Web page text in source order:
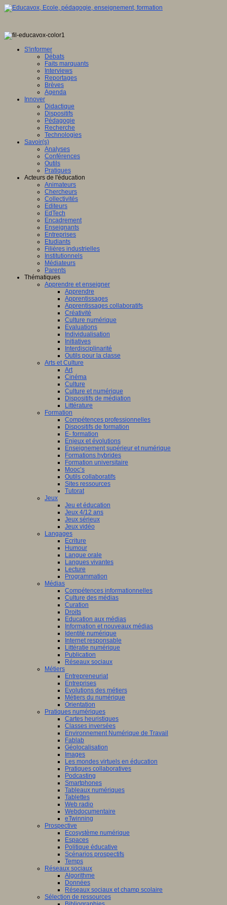
S'informer
Débats
Faits marquants
Interviews
Reportages
Brèves
Agenda
Innover
Didactique
Dispositifs
Pédagogie
Recherche
Technologies
Savoir(s)
Analyses
Conférences
Outils
Pratiques
Acteurs de l'éducation
Animateurs
Chercheurs
Collectivités
Editeurs
EdTech
Encadrement
Enseignants
Entreprises
Etudiants
Filières industrielles
Institutionnels
Médiateurs
Parents
Thématiques
Apprendre et enseigner
Apprendre
Apprentissages
Apprentissages collaboratifs
Créativité
Culture numérique
Evaluations
Individualisation
Initiatives
Interdisciplinarité
Outils pour la classe
Arts et Culture
Art
Cinéma
Culture
Culture et numérique
Dispositifs de médiation
Littérature
Formation
Compétences professionnelles
Dispositifs de formation
E- formation
Enjeux et évolutions
Enseignement supérieur et numérique
Formations hybrides
Formation universitaire
Mooc’s
Outils collaboratifs
Sites ressources
Tutorat
Jeux
Jeu et éducation
Jeux 4/12 ans
Jeux sérieux
Jeux vidéo
Langages
Ecriture
Humour
Langue orale
Langues vivantes
Lecture
Programmation
Médias
Compétences informationnelles
Culture des médias
Curation
Droits
Education aux médias
Information et nouveaux médias
Identité numérique
Internet responsable
Littératie numérique
Publication
Réseaux sociaux
Métiers
Entrepreneuriat
Entreprises
Evolutions des métiers
Métiers du numérique
Orientation
Pratiques numériques
Cartes heuristiques
Classes inversées
Environnement Numérique de Travail
Fablab
Géolocalisation
Images
Les mondes virtuels en éducation
Pratiques collaboratives
Podcasting
Smartphones
Tableaux numériques
Tablettes
Web radio
Webdocumentaire
eTwinning
Prospective
Ecosystème numérique
Espaces
Politique éducative
Scénarios prospectifs
Temps
Réseaux sociaux
Algorithme
Données
Réseaux sociaux et champ scolaire
Sélection de ressources